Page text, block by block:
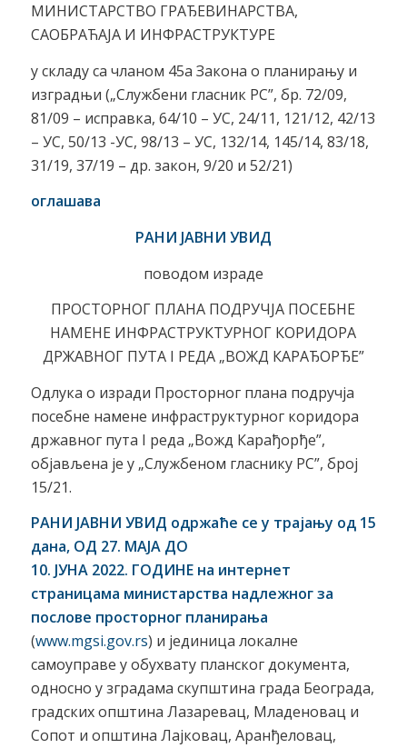
МИНИСТАРСТВО ГРАЂЕВИНАРСТВА,
САОБРАЋАЈА И ИНФРАСТРУКТУРЕ
у складу са чланом 45а Закона о планирању и
изградњи („Службени гласник РС”, бр. 72/09,
81/09 – исправка, 64/10 – УС, 24/11, 121/12, 42/13
– УС, 50/13 -УС, 98/13 – УС, 132/14, 145/14, 83/18,
31/19, 37/19 – др. закон, 9/20 и 52/21)
оглашава
РАНИ ЈАВНИ УВИД
поводом израде
ПРОСТОРНОГ ПЛАНА ПОДРУЧЈА ПОСЕБНЕ
НАМЕНЕ ИНФРАСТРУКТУРНОГ КОРИДОРА
ДРЖАВНОГ ПУТА I РЕДА „ВОЖД КАРАЂОРЂЕ”
Одлука о изради Просторног плана подручја
посебне намене инфраструктурног коридора
државног пута I реда „Вожд Карађорђе”,
објављена је у „Службеном гласнику РС”, број
15/21.
РАНИ ЈАВНИ УВИД одржаће се у трајању од 15
дана, ОД 27. MAJAДО
10. ЈУНА 2022. ГОДИНЕ на интернет
страницама министарства надлежног за
послове просторног планирања
(www.mgsi.gov.rs) и јединица локалне
самоуправе у обухвату планског документа,
односно у зградaма скупштина града Београда,
градских општина Лазаревац, Младеновац и
Сопот и општина Лајковац, Аранђеловац,